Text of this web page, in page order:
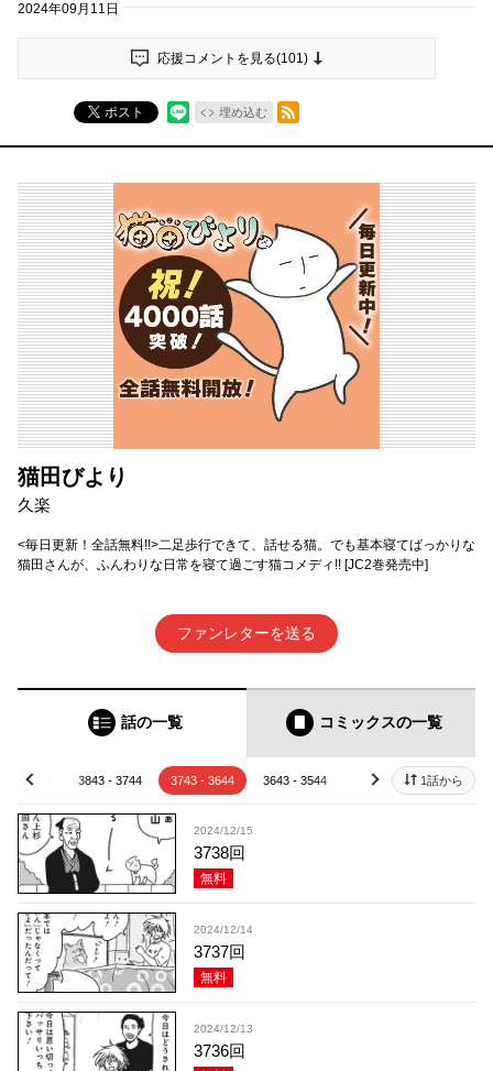
2024年09月11日
応援コメントを見る(101)
ポスト 埋め込む
RSSフィード
猫田びより
久楽
<毎日更新！全話無料!!>二足歩行できて、話せる猫。でも基本寝てばっかりな
猫田さんが、ふんわりな日常を寝て過ごす猫コメディ!! [JC2巻発売中]
ファンレターを送る
話の一覧 コミックスの一覧
- 3844 3843 - 3744 3743 - 3644 3643 - 3544 3543 - 3444 3443 -
prev next 1話から
2024/12/15
3738回
無料
2024/12/14
3737回
無料
2024/12/13
3736回